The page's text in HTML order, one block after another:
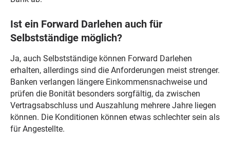
Ist ein Forward Darlehen auch für
Selbstständige möglich?
Ja, auch Selbstständige können Forward Darlehen
erhalten, allerdings sind die Anforderungen meist strenger.
Banken verlangen längere Einkommensnachweise und
prüfen die Bonität besonders sorgfältig, da zwischen
Vertragsabschluss und Auszahlung mehrere Jahre liegen
können. Die Konditionen können etwas schlechter sein als
für Angestellte.